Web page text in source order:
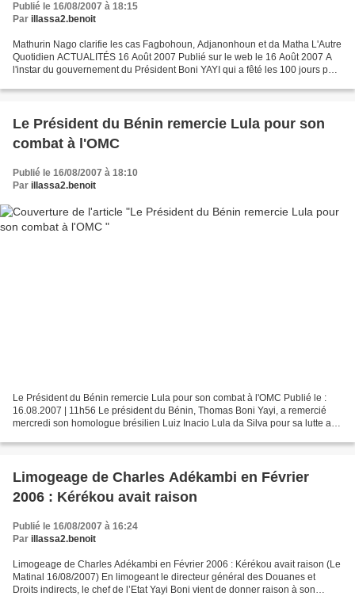
Publié le 16/08/2007 à 18:15
Par illassa2.benoit
Mathurin Nago clarifie les cas Fagbohoun, Adjanonhoun et da Matha L'Autre
Quotidien ACTUALITÉS 16 Août 2007 Publié sur le web le 16 Août 2007 A
l'instar du gouvernement du Président Boni YAYI qui a fêté les 100 jours par
Le Président du Bénin remercie Lula pour son
combat à l'OMC
Publié le 16/08/2007 à 18:10
Par illassa2.benoit
Le Président du Bénin remercie Lula pour son combat à l'OMC Publié le :
16.08.2007 | 11h56 Le président du Bénin, Thomas Boni Yayi, a remercié
mercredi son homologue brésilien Luiz Inacio Lula da Silva pour sa lutte au
Limogeage de Charles Adékambi en Février
2006 : Kérékou avait raison
Publié le 16/08/2007 à 16:24
Par illassa2.benoit
Limogeage de Charles Adékambi en Février 2006 : Kérékou avait raison (Le
Matinal 16/08/2007) En limogeant le directeur général des Douanes et
Droits indirects, le chef de l’Etat Yayi Boni vient de donner raison à son